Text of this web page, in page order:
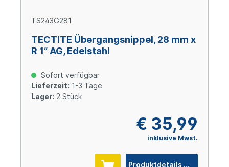
TS243G281
TECTITE Übergangsnippel, 28 mm x
R 1“ AG, Edelstahl
Sofort verfügbar
Lieferzeit: 1-3 Tage
Lager: 2 Stück
€ 35,99
inklusive Mwst.
Produktdetails